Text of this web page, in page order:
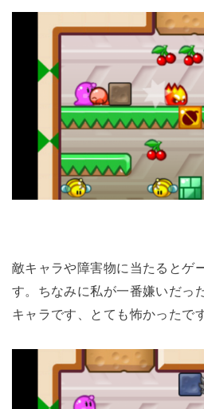
敵キャラや障害物に当たるとゲ
す。ちなみに私が一番嫌いだっ
キャラです、とても怖かったです